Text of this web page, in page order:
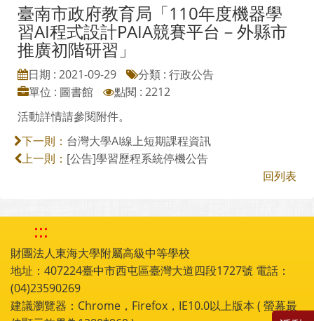
臺南市政府教育局「110年度機器學
習AI程式設計PAIA競賽平台－外縣市
推廣初階研習」
日期 : 2021-09-29
分類 : 行政公告
單位 : 圖書館
點閱 : 2212
活動詳情請參閱附件。
下一則： 台灣大學AI線上短期課程資訊
上一則： [公告]學習歷程系統停機公告
回列表
:::
財團法人東海大學附屬高級中等學校
地址：407224臺中市西屯區臺灣大道四段1727號 電話：
(04)23590269
建議瀏覽器：Chrome，Firefox，IE10.0以上版本 ( 螢幕最